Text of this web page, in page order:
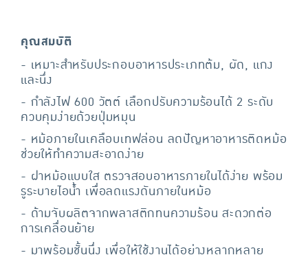
คุณสมบัติ
- เหมาะสำหรับประกอบอาหารประเภทต้ม, ผัด, แกง
และนึ่ง
- กำลังไฟ 600 วัตต์ เลือกปรับความร้อนได้ 2 ระดับ
ควบคุมง่ายด้วยปุ่มหมุน
- หม้อภายในเคลือบเทฟล่อน ลดปัญหาอาหารติดหม้อ
ช่วยให้ทำความสะอาดง่าย
- ฝาหม้อแบบใส ตรวจสอบอาหารภายในได้ง่าย พร้อม
รูระบายไอน้ำ เพื่อลดแรงดันภายในหม้อ
- ด้ามจับผลิตจากพลาสติกทนความร้อน สะดวกต่อ
การเคลื่อนย้าย
- มาพร้อมชั้นนึ่ง เพื่อให้ใช้งานได้อย่างหลากหลาย